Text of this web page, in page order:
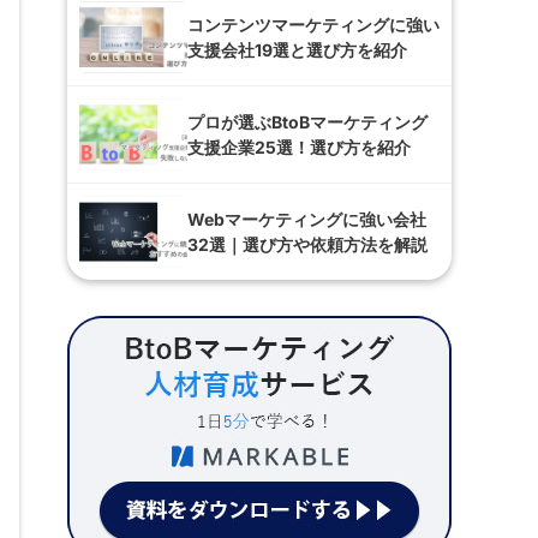
コンテンツマーケティングに強い
支援会社19選と選び方を紹介
プロが選ぶBtoBマーケティング
支援企業25選！選び方を紹介
Webマーケティングに強い会社
32選｜選び方や依頼方法を解説